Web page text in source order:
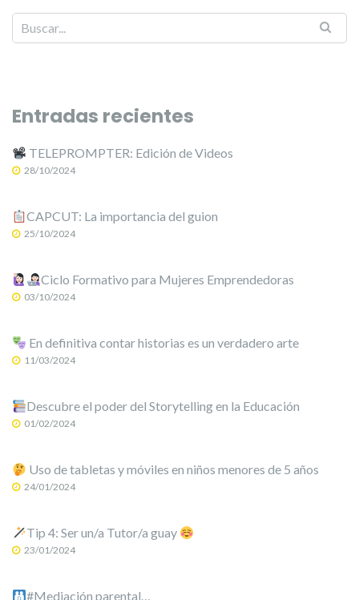
Entradas recientes
TELEPROMPTER: Edición de Videos
28/10/2024
CAPCUT: La importancia del guion
25/10/2024
Ciclo Formativo para Mujeres Emprendedoras
03/10/2024
En definitiva contar historias es un verdadero arte
11/03/2024
Descubre el poder del Storytelling en la Educación
01/02/2024
Uso de tabletas y móviles en niños menores de 5 años
24/01/2024
Tip 4: Ser un/a Tutor/a guay
23/01/2024
#Mediación parental…